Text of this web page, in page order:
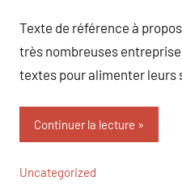
Texte de référence à
très nombreuses
textes pour alimenter
Continuer la lecture
Uncategorized